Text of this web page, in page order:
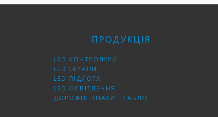
ПРОДУКЦІЯ
LED КОНТРОЛЕРИ
LED ЕКРАНИ
LED ПІДЛОГА
LED ОСВІТЛЕННЯ
ДОРОЖНІ ЗНАКИ І ТАБЛО